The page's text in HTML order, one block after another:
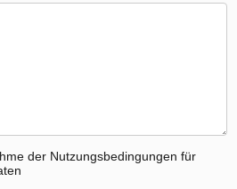
der Nutzungsbedingungen für